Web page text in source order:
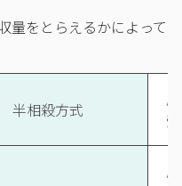
量をとらえるかによって
半相殺方式